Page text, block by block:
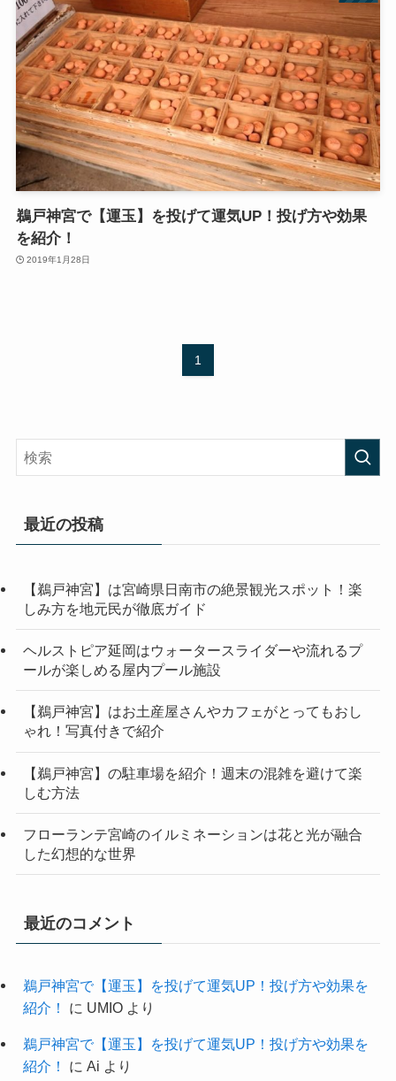
鵜戸神宮で【運玉】を投げて運気UP！投げ方や効果
を紹介！
2019年1月28日
1
最近の投稿
【鵜戸神宮】は宮崎県日南市の絶景観光スポット！楽
しみ方を地元民が徹底ガイド
ヘルストピア延岡はウォータースライダーや流れるプ
ールが楽しめる屋内プール施設
【鵜戸神宮】はお土産屋さんやカフェがとってもおし
ゃれ！写真付きで紹介
【鵜戸神宮】の駐車場を紹介！週末の混雑を避けて楽
しむ方法
フローランテ宮崎のイルミネーションは花と光が融合
した幻想的な世界
最近のコメント
鵜戸神宮で【運玉】を投げて運気UP！投げ方や効果を
紹介！
に UMIOより
鵜戸神宮で【運玉】を投げて運気UP！投げ方や効果を
紹介！
に Ai より